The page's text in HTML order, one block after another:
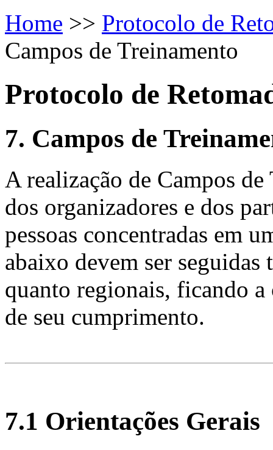
Home >> Protocolo de
Campos de Treinamento
Protocolo de
7. Campos de
A realização de Campos
dos organizadores e dos
pessoas concentradas em
abaixo devem ser
quanto regionais, ficando a
de seu cumprimento.
7.1 Orientações Gerais